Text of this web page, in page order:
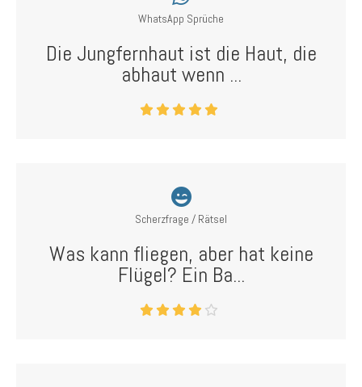
WhatsApp Sprüche
Die Jungfernhaut ist die Haut, die
abhaut wenn ...
Scherzfrage / Rätsel
Was kann fliegen, aber hat keine
Flügel? Ein Ba...